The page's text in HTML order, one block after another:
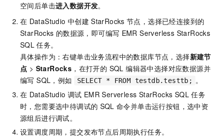
空间后单击进入数据开发。
在 DataStudio 中创建 StarRocks 节点，选择已经连接到的
StarRocks 的数据源，即可编写 EMR Serverless StarRocks
SQL 任务。
具体操作为：右键单击业务流程中的数据库节点，选择新建节
点 > StarRocks ，在打开的 SQL 编辑器中选择对应数据源并
编写 SQL，例如
SELECT * FROM testdb.testtb; 。
在 DataStudio 调试 EMR Serverless StarRocks SQL 任务
时，您需要选中待调试的 SQL 命令并单击运行按钮，选中资
源组后进行调试。
设置调度周期，提交发布节点后周期执行任务。